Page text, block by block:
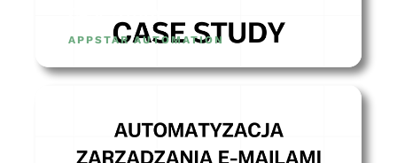
APPSTAR AUTOMATION